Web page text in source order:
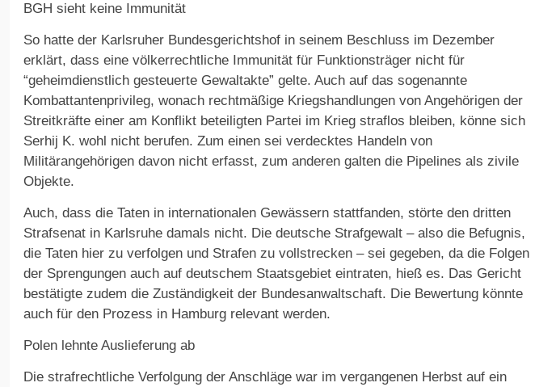
BGH sieht keine Immunität
So hatte der Karlsruher Bundesgerichtshof in seinem Beschluss im Dezember
erklärt, dass eine völkerrechtliche Immunität für Funktionsträger nicht für
“geheimdienstlich gesteuerte Gewaltakte” gelte. Auch auf das sogenannte
Kombattantenprivileg, wonach rechtmäßige Kriegshandlungen von Angehörigen der
Streitkräfte einer am Konflikt beteiligten Partei im Krieg straflos bleiben, könne sich
Serhij K. wohl nicht berufen. Zum einen sei verdecktes Handeln von
Militärangehörigen davon nicht erfasst, zum anderen galten die Pipelines als zivile
Objekte.
Auch, dass die Taten in internationalen Gewässern stattfanden, störte den dritten
Strafsenat in Karlsruhe damals nicht. Die deutsche Strafgewalt – also die Befugnis,
die Taten hier zu verfolgen und Strafen zu vollstrecken – sei gegeben, da die Folgen
der Sprengungen auch auf deutschem Staatsgebiet eintraten, hieß es. Das Gericht
bestätigte zudem die Zuständigkeit der Bundesanwaltschaft. Die Bewertung könnte
auch für den Prozess in Hamburg relevant werden.
Polen lehnte Auslieferung ab
Die strafrechtliche Verfolgung der Anschläge war im vergangenen Herbst auf ein